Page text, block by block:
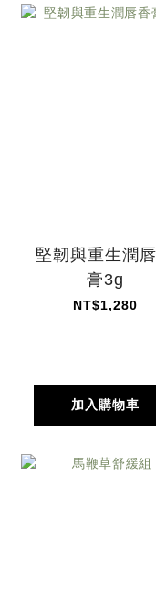
堅韌與重生潤
膏3g
NT$1,280
加入購物車